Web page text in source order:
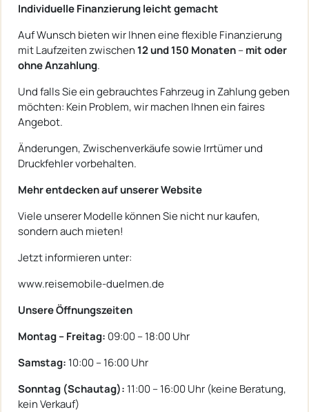
Individuelle Finanzierung leicht gemacht
Auf Wunsch bieten wir Ihnen eine flexible Finanzierung
mit Laufzeiten zwischen 12 und 150 Monaten–mit oder
ohne Anzahlung.
Und falls Sie ein gebrauchtes Fahrzeug in Zahlung geben
möchten: Kein Problem, wir machen Ihnen ein faires
Angebot.
Änderungen, Zwischenverkäufe sowie Irrtümer und
Druckfehler vorbehalten.
Mehr entdecken auf unserer Website
Viele unserer Modelle können Sie nicht nur kaufen,
sondern auch mieten!
Jetzt informieren unter:
www.reisemobile-duelmen.de
Unsere Öffnungszeiten
Montag – Freitag: 09:00 – 18:00 Uhr
Samstag: 10:00 – 16:00 Uhr
Sonntag (Schautag): 11:00 – 16:00 Uhr (keine Beratung,
kein Verkauf)